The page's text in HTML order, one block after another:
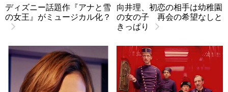
ディズニー話題作『アナと雪
の女王』がミュージカル化？
向井理、初恋の相手は幼稚園
の女の子 再会の希望なしと
きっぱり